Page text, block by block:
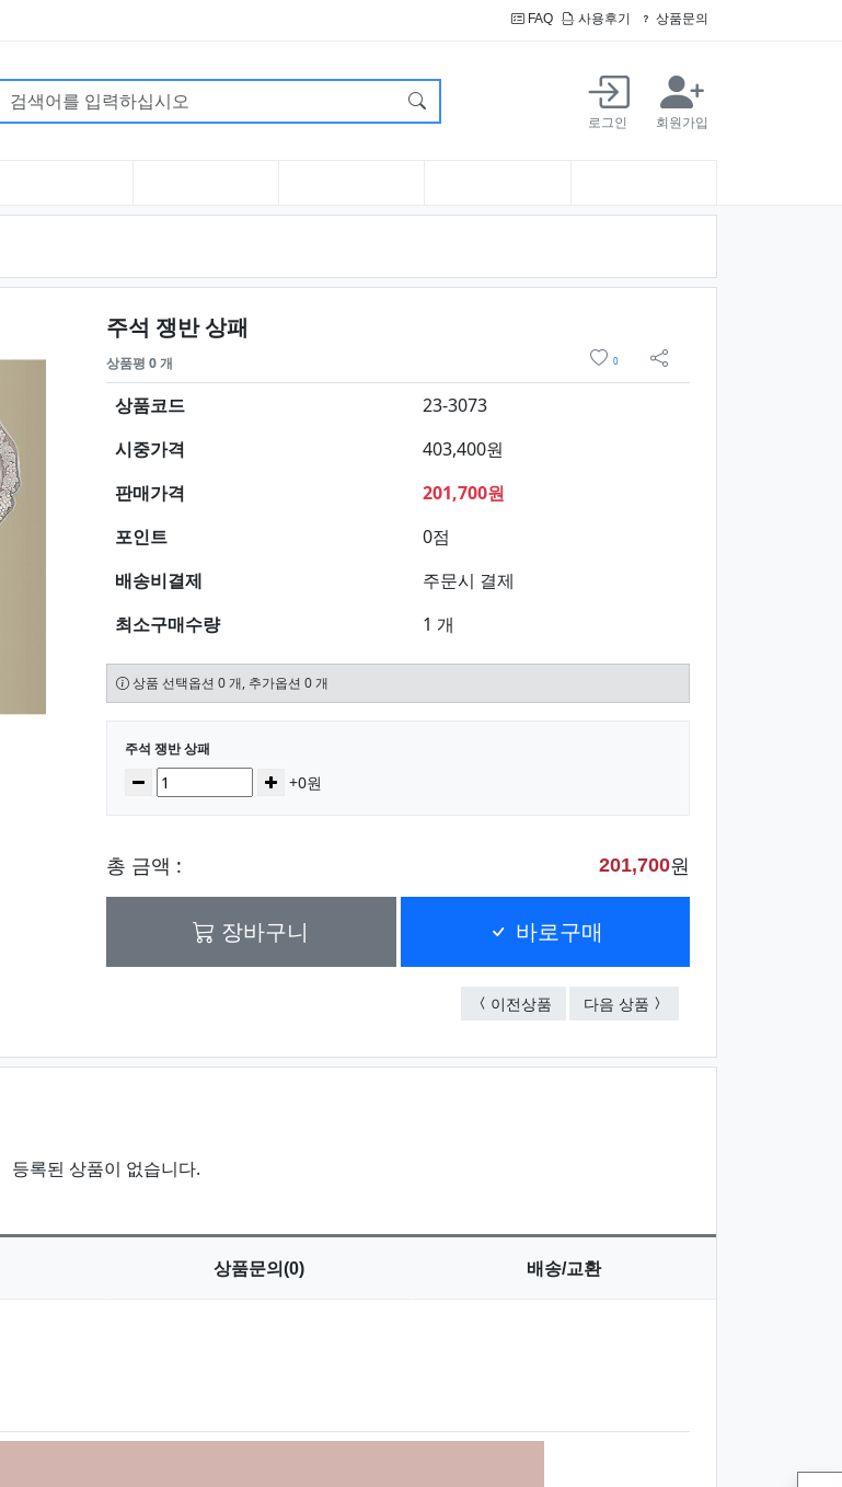
FAQ 사용후기 상품문의
검색어 필수
로그인 회원가입
주석 쟁반 상패
상품평 0 개 0
sns 공유
상품코드
23-3073
시중가격
403,400원
판매가격
201,700원
포인트
0점
배송비결제
주문시 결제
최소구매수량
1 개
상품 선택옵션 0 개, 추가옵션 0 개
선택된 옵션
주석 쟁반 상패
수량감소 증가+0원
총 금액 : 201,700원
장바구니 바로구매
이전상품 주석 쟁반 상패
다음 상품 나무주석 상패
등록된 상품이 없습니다.
상품문의(0) 배송/교환